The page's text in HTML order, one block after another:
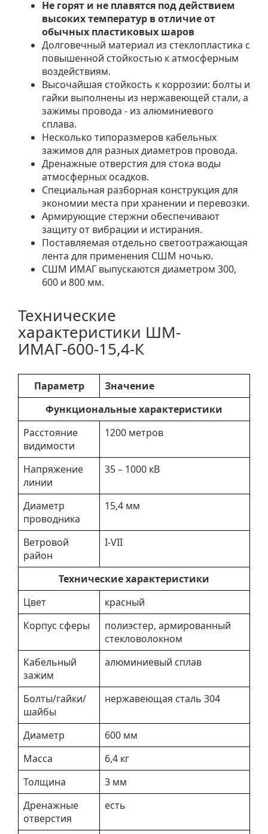
Не горят и не плавятся под действием
высоких температур в отличие от
обычных пластиковых шаров
Долговечный материал из стеклопластика с
повышенной стойкостью к атмосферным
воздействиям.
Высочайшая стойкость к коррозии: болты и
гайки выполнены из нержавеющей стали, а
зажимы провода - из алюминиевого
сплава.
Несколько типоразмеров кабельных
зажимов для разных диаметров провода.
Дренажные отверстия для стока воды
атмосферных осадков.
Специальная разборная конструкция для
экономии места при хранении и перевозки.
Армирующие стержни обеспечивают
защиту от вибрации и истирания.
Поставляемая отдельно светоотражающая
лента для применения СШМ ночью.
СШМ ИМАГ выпускаются диаметром 300,
600 и 800 мм.
Технические
характеристики ШМ-
ИМАГ-600-15,4-К
Параметр
Значение
Функциональные характеристики
Расстояние
видимости
1200 метров
Напряжение
линии
35 – 1000 кВ
Диаметр
проводника
15,4 мм
Ветровой
район
I-VII
Технические характеристики
Цвет
красный
Корпус сферы
полиэстер, армированный
стекловолокном
Кабельный
зажим
алюминиевый сплав
Болты/гайки/
шайбы
нержавеющая сталь 304
Диаметр
600 мм
Масса
6,4 кг
Толщина
3 мм
Дренажные
отверстия
есть